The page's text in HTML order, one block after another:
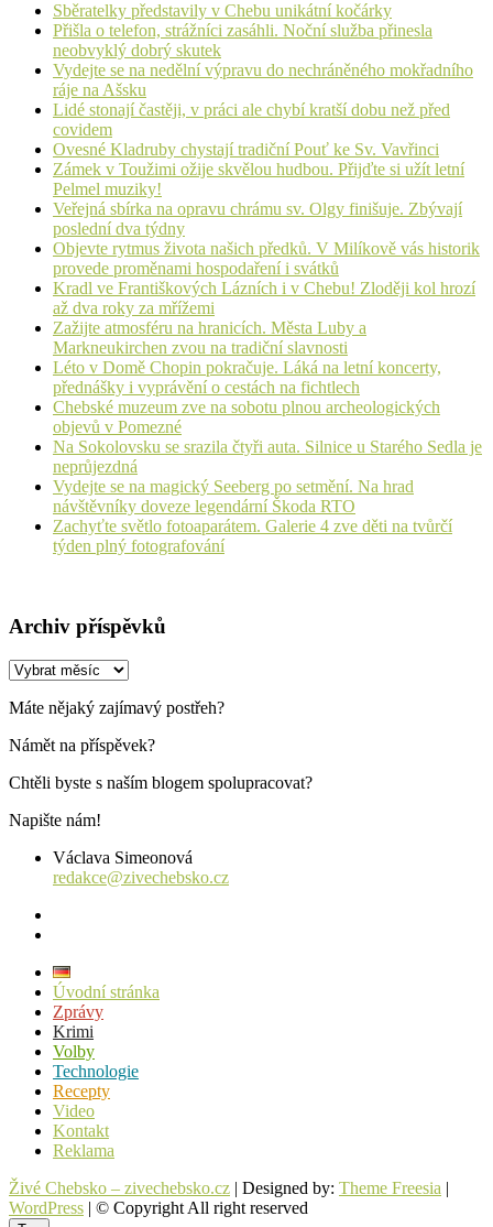
Sběratelky představily v Chebu unikátní kočárky
Přišla o telefon, strážníci zasáhli. Noční služba přinesla
neobvyklý dobrý skutek
Vydejte se na nedělní výpravu do nechráněného mokřadního
ráje na Ašsku
Lidé stonají častěji, v práci ale chybí kratší dobu než před
covidem
Ovesné Kladruby chystají tradiční Pouť ke Sv. Vavřinci
Zámek v Toužimi ožije skvělou hudbou. Přijďte si užít letní
Pelmel muziky!
Veřejná sbírka na opravu chrámu sv. Olgy finišuje. Zbývají
poslední dva týdny
Objevte rytmus života našich předků. V Milíkově vás historik
provede proměnami hospodaření i svátků
Kradl ve Františkových Lázních i v Chebu! Zloději kol hrozí
až dva roky za mřížemi
Zažijte atmosféru na hranicích. Města Luby a
Markneukirchen zvou na tradiční slavnosti
Léto v Domě Chopin pokračuje. Láká na letní koncerty,
přednášky i vyprávění o cestách na fichtlech
Chebské muzeum zve na sobotu plnou archeologických
objevů v Pomezné
Na Sokolovsku se srazila čtyři auta. Silnice u Starého Sedla je
neprůjezdná
Vydejte se na magický Seeberg po setmění. Na hrad
návštěvníky doveze legendární Škoda RTO
Zachyťte světlo fotoaparátem. Galerie 4 zve děti na tvůrčí
týden plný fotografování
Archiv příspěvků
Archiv
Máte nějaký zajímavý postřeh?
Námět na příspěvek?
Chtěli byste s naším blogem spolupracovat?
Napište nám!
Václava Simeonová
redakce@zivechebsko.cz
Úvodní stránka
Zprávy
Krimi
Volby
Technologie
Recepty
Video
Kontakt
Reklama
Živé Chebsko – zivechebsko.cz | Designed by: Theme Freesia |
WordPress | © Copyright All right reserved